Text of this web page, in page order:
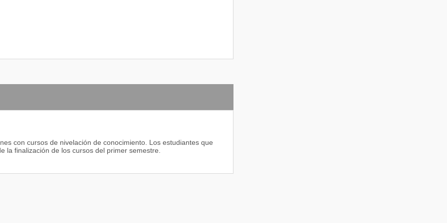
con cursos de nivelación de conocimiento. Los estudiantes que
la finalización de los cursos del primer semestre.